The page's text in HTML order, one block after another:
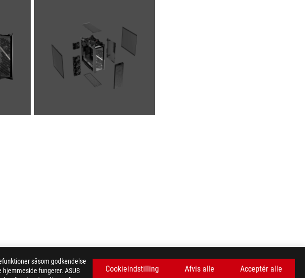
såsom godkendelse
fungerer. ASUS
Cookieindstilling Afvis alle Acceptér alle